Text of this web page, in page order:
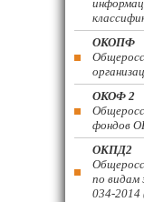
ОКОПФ
ОКОФ 2
фондов
ОКПД2
по видам
034-